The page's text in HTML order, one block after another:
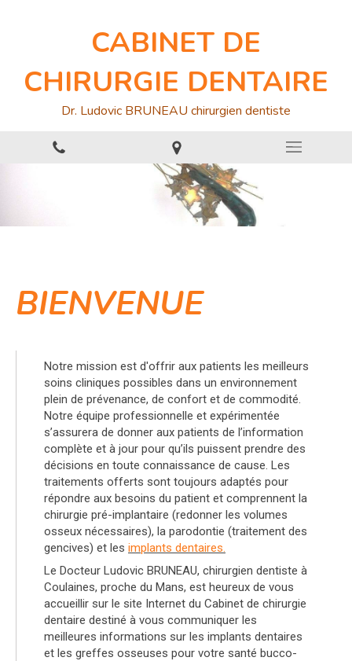
CABINET DE
CHIRURGIE DENTAIRE
Dr. Ludovic BRUNEAU chirurgien dentiste
BIENVENUE
Notre mission est d'offrir aux patients les meilleurs
soins cliniques possibles dans un environnement
plein de prévenance, de confort et de commodité.
Notre équipe professionnelle et expérimentée
s’assurera de donner aux patients de l’information
complète et à jour pour qu’ils puissent prendre des
décisions en toute connaissance de cause. Les
traitements offerts sont toujours adaptés pour
répondre aux besoins du patient et comprennent la
chirurgie pré-implantaire (redonner les volumes
osseux nécessaires), la parodontie (traitement des
gencives) et les implants dentaires.
Le Docteur Ludovic BRUNEAU, chirurgien dentiste à
Coulaines, proche du Mans, est heureux de vous
accueillir sur le site Internet du Cabinet de chirurgie
dentaire destiné à vous communiquer les
meilleures informations sur les implants dentaires
et les greffes osseuses pour votre santé bucco-